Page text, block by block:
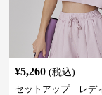
¥5,260 (税込)
セットアップ レデ